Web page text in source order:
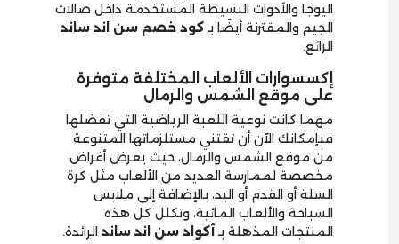
اليوجا والأدوات البسيطة المستخدمة داخل صالات
الجيم والمقترنة أيضًا بـكود خصم سن اند ساند
الرائع.
إكسسوارات الألعاب المختلفة متوفرة
على موقع الشمس والرمال
مهما كانت نوعية اللعبة الرياضية التي تفضلها
فبإمكانك الآن أن تقتني مستلزماتها المتنوعة
من موقع الشمس والرمال، حيث يعرض أغراض
مخصصة لممارسة العديد من الألعاب مثل كرة
السلة أو القدم أو اليد، بالإضافة إلى ملابس
السباحة والألعاب المائية، وتكلل كل هذه
المنتجات المذهلة بـأكواد سن اند ساند الرائدة.